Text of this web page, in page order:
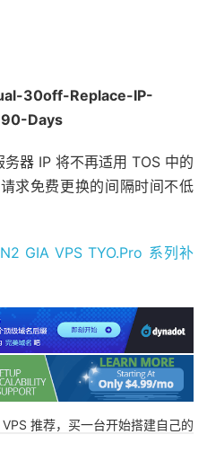
30off-Replace-IP-
Days
器 IP 将不再适用 TOS 中的
求免费更换的间隔时间不低
GIA VPS TYO.Pro 系列补
推荐，买一台开始搭建自己的